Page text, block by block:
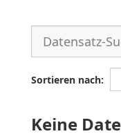
Sortieren nach
Keine